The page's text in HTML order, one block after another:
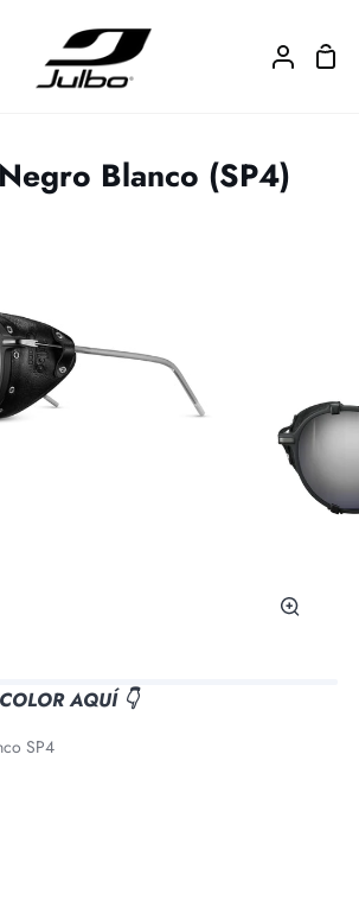
Mi
Blanco (SP4)
AQUÍ 👇
Negro / Blanco SP4